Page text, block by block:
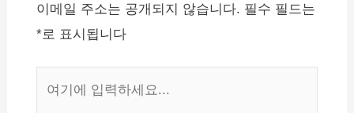
이용했던 저신용, 저소득
서민이 부채 또는…
이메일 주소는 공개되지 않습니다. 필수 필드는
*로 표시됩니다